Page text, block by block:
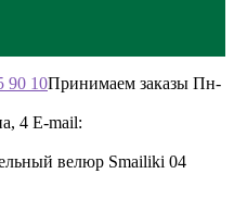
90 10Принимаем заказы Пн-
4 E-mail:
велюр Smailiki 04